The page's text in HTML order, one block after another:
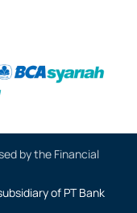
by the Financial
of PT Bank